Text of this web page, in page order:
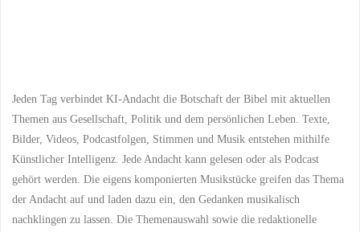
Europatag"
Jeden Tag verbindet KI-Andacht die Botschaft der Bibel mit aktuellen
Themen aus Gesellschaft, Politik und dem persönlichen Leben. Texte,
Bilder, Videos, Podcastfolgen, Stimmen und Musik entstehen mithilfe
Künstlicher Intelligenz. Jede Andacht kann gelesen oder als Podcast
gehört werden. Die eigens komponierten Musikstücke greifen das Thema
der Andacht auf und laden dazu ein, den Gedanken musikalisch
nachklingen zu lassen. Die Themenauswahl sowie die redaktionelle